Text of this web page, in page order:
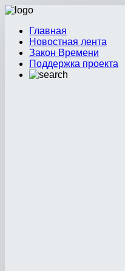
Главная
Новостная лента
Закон Времени
Поддержка проекта